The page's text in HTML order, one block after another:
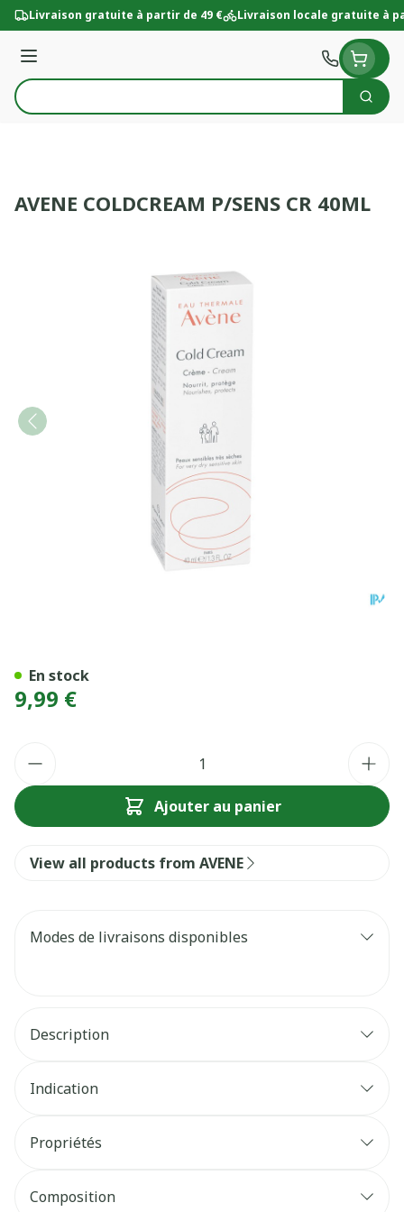
Aller au contenu
Livraison gratuite à partir de 49 € Livraison locale gratuite à
Menu
Rechercher
AVENE COLDCREAM P/SENS CR 40ML
9,99 €
Ajouter au panier
En stock
View all products from AVENE
Modes de livraisons disponibles
Description
Indication
Propriétés
Composition